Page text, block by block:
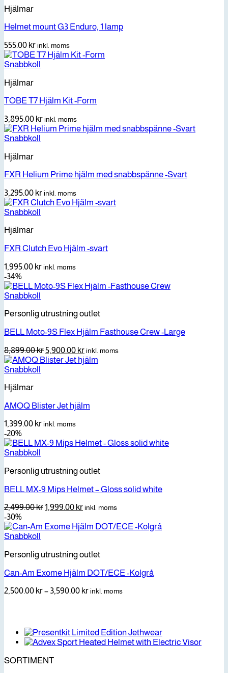
Hjälmar
Helmet mount G3 Enduro, 1 lamp
555.00 krinkl. moms
Snabbkoll
Hjälmar
TOBE T7 Hjälm Kit -Form
3,895.00 krinkl. moms
Snabbkoll
Hjälmar
FXR Helium Prime hjälm med snabbspänne -Svart
3,295.00 krinkl. moms
Snabbkoll
Hjälmar
FXR Clutch Evo Hjälm -svart
1,995.00 krinkl. moms
-34%
Snabbkoll
Personlig utrustning outlet
BELL Moto-9S Flex Hjälm Fasthouse Crew -Large
8,899.00kr Det
ursprungliga
5,900.00 krDet
nuvarande
inkl. moms
Snabbkoll
Hjälmar
AMOQ Blister Jet hjälm
1,399.00 krinkl. moms
-20%
Snabbkoll
Personlig utrustning outlet
BELL MX-9 Mips Helmet – Gloss solid white
2,499.00krDet
priset
1,999.00 krDet
priset
inkl. moms
-30%
Snabbkoll
Personlig utrustning outlet
Can-Am Exome Hjälm DOT/ECE -Kolgrå
2,500.00 kr– 3,590.00 krPrisintervall:
inkl. moms
SORTIMENT